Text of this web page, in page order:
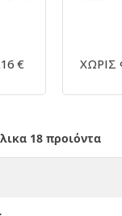
€ ΧΩΡΙΣ
18 προιόντα